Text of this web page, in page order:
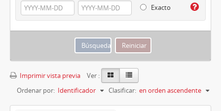
Exacto
Imprimir vista previa
Ver :
Ordenar por: Identificador Clasificar: en orden ascendente